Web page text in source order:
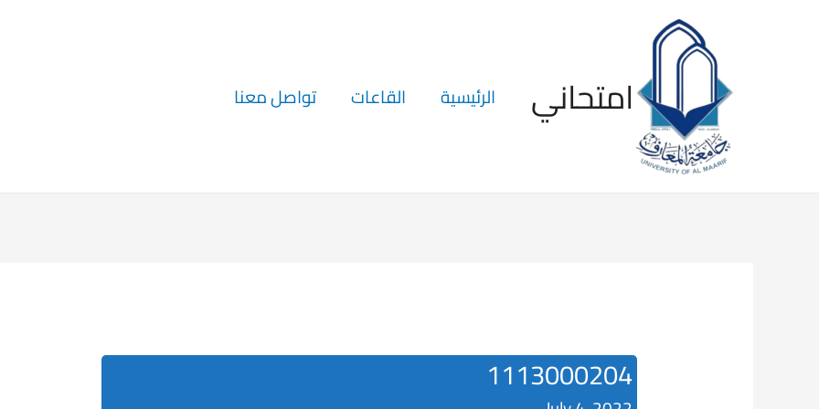
الرئيسية القاعات تواصل معنا امتحاني
1113000204